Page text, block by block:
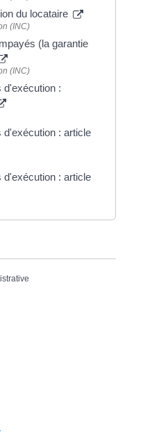
du locataire
(INC)
(la garantie
(INC)
d'exécution :
: article
: article